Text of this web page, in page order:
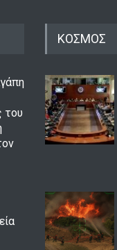
του
ΚΟΣΜΟΣ